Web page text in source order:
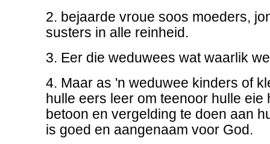
2. bejaarde vroue soos moeders,
susters in alle reinheid.
3. Eer die weduwees wat waarlik
4. Maar as 'n weduwee kinders of
hulle eers leer om teenoor hulle eie
betoon en vergelding te doen aan
is goed en aangenaam voor God.